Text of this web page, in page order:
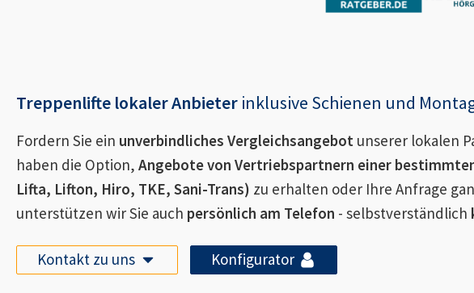
Treppenlifte lokaler Anbieter inklusive Schienen und
Fordern Sie ein unverbindliches Vergleichsangebot unserer lokalen
haben die Option, Angebote von Vertriebspartnern einer
Lifta, Lifton, Hiro, TKE, Sani-Trans) zu erhalten oder Ihre Anfrage
unterstützen wir Sie auch persönlich am Telefon - selbstverständlich
Kontakt zu uns Konfigurator